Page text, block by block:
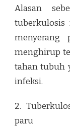
Alasan
tuberkulosis
menyerang
menghirup
tahan tubuh
infeksi.
2.
paru